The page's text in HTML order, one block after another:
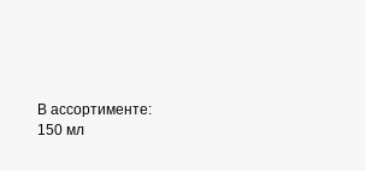
В ассортименте:
150 мл